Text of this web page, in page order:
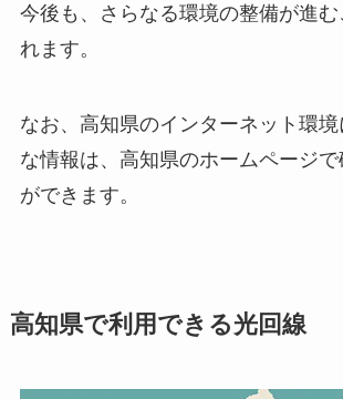
今後も、さらなる環境の整備が進む
れます。
なお、高知県のインターネット環
な情報は、高知県のホームページで
ができます。
高知県で利用できる光回線